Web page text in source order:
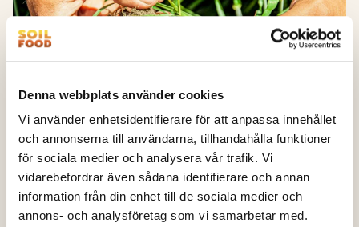
Denna webbplats använder cookies
Vi använder enhetsidentifierare för att anpassa innehållet
och annonserna till användarna, tillhandahålla funktioner
för sociala medier och analysera vår trafik. Vi
vidarebefordrar även sådana identifierare och annan
information från din enhet till de sociala medier och
annons- och analysföretag som vi samarbetar med.
Kompetens inom skötseln av jordens
kulturtillstånd (OSMO)